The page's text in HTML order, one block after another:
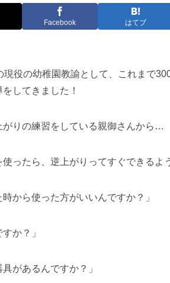
Facebook はてブ
現役の幼稚園教諭として、これまで
してきました！
がりの練習をしている親御さんから…
使ったら、逆上がりってすぐできるよ
時から使った方がいいんですか？」
か？」
具があるんですか？」